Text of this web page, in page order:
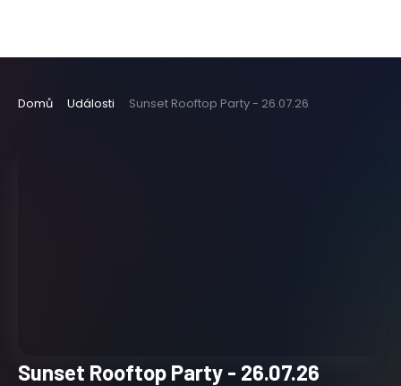
Domů Události Sunset Rooftop Party - 26.07.26
Sunset Rooftop Party - 26.07.26